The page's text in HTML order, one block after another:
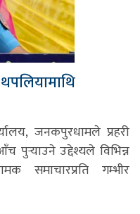
जनकपुरधामले प्रहरी
पुर्‍याउने उद्देश्यले विभिन्न
समाचारप्रति गम्भीर